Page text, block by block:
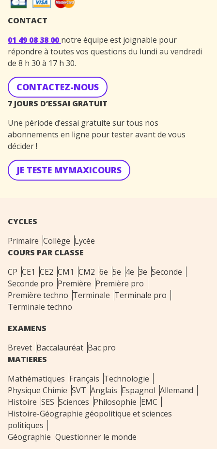
CONTACT
01 49 08 38 00 notre équipe est joignable pour
répondre à toutes vos questions du lundi au vendredi
de 8 h 30 à 17 h 30.
CONTACTEZ-NOUS
7 JOURS D’ESSAI GRATUIT
Une période d’essai gratuite sur tous nos
abonnements en ligne pour tester avant de vous
décider !
JE TESTE MYMAXICOURS
CYCLES
Primaire Collège Lycée
COURS PAR CLASSE
CP CE1 CE2 CM1 CM2 6e 5e 4e 3e Seconde
Seconde pro Première Première pro
Première techno Terminale Terminale pro
Terminale techno
EXAMENS
Brevet Baccalauréat Bac pro
MATIERES
Mathématiques Français Technologie
Physique Chimie SVT Anglais Espagnol Allemand
Histoire SES Sciences Philosophie EMC
Histoire-Géographie géopolitique et sciences
politiques
Géographie Questionner le monde